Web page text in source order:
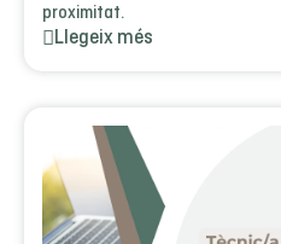
proximitat.
Llegeix més